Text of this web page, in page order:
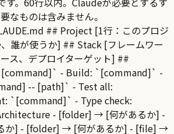
なものは含みません。
## Project [1行：このプロジ
誰が使うか] ## Stack [フレームワー
ス、デプロイターゲット] ##
- Build: `[command]` -
-- [path]` - Test all:
`[command]` - Type check:
- [folder] → [何があるか] -
か] - [folder] → [何があるか] - [file] →